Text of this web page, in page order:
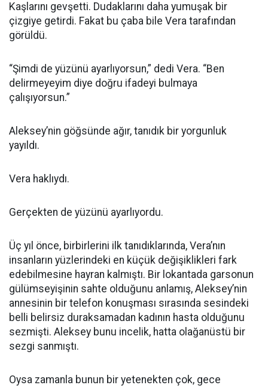
Kaşlarını gevşetti. Dudaklarını daha yumuşak bir
çizgiye getirdi. Fakat bu çaba bile Vera tarafından
görüldü.
“Şimdi de yüzünü ayarlıyorsun,” dedi Vera. “Ben
delirmeyeyim diye doğru ifadeyi bulmaya
çalışıyorsun.”
Aleksey’nin göğsünde ağır, tanıdık bir yorgunluk
yayıldı.
Vera haklıydı.
Gerçekten de yüzünü ayarlıyordu.
Üç yıl önce, birbirlerini ilk tanıdıklarında, Vera’nın
insanların yüzlerindeki en küçük değişiklikleri fark
edebilmesine hayran kalmıştı. Bir lokantada garsonun
gülümseyişinin sahte olduğunu anlamış, Aleksey’nin
annesinin bir telefon konuşması sırasında sesindeki
belli belirsiz duraksamadan kadının hasta olduğunu
sezmişti. Aleksey bunu incelik, hatta olağanüstü bir
sezgi sanmıştı.
Oysa zamanla bunun bir yetenekten çok, gece